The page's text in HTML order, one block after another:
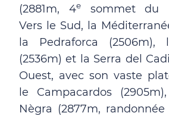
(2881m, 4esommet du
Vers le Sud, la
la Pedraforca (2506m),
(2536m) et la Serra del
Ouest, avec son vaste
le Campacardos
Nègra (2877m, randonnée